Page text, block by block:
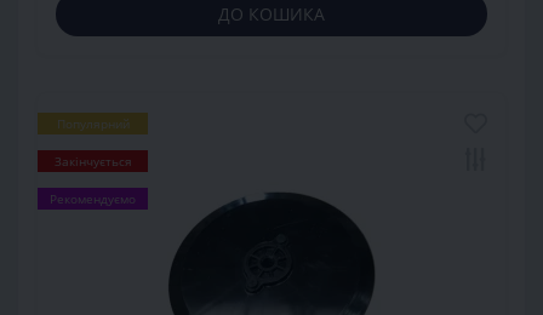
ДО КОШИКА
Популярний
Закінчується
Рекомендуємо